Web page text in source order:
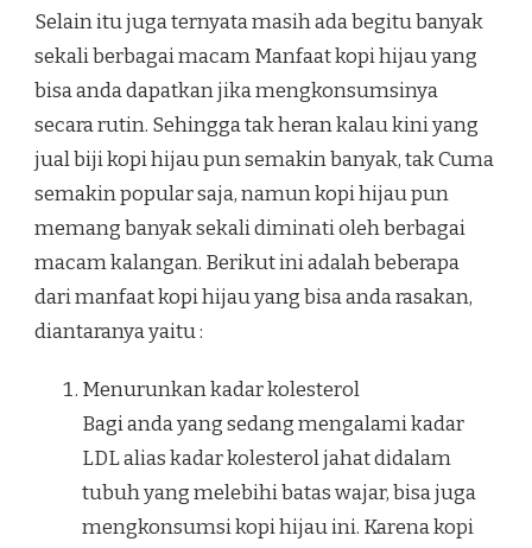
Selain itu juga ternyata masih ada begitu banyak
sekali berbagai macam Manfaat kopi hijau yang
bisa anda dapatkan jika mengkonsumsinya
secara rutin. Sehingga tak heran kalau kini yang
jual biji kopi hijau pun semakin banyak, tak Cuma
semakin popular saja, namun kopi hijau pun
memang banyak sekali diminati oleh berbagai
macam kalangan. Berikut ini adalah beberapa
dari manfaat kopi hijau yang bisa anda rasakan,
diantaranya yaitu :
Menurunkan kadar kolesterol
Bagi anda yang sedang mengalami kadar
LDL alias kadar kolesterol jahat didalam
tubuh yang melebihi batas wajar, bisa juga
mengkonsumsi kopi hijau ini. Karena kopi